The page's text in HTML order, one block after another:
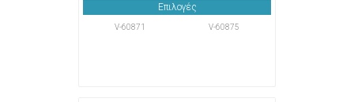
Επιλογές
V-60871 V-60875